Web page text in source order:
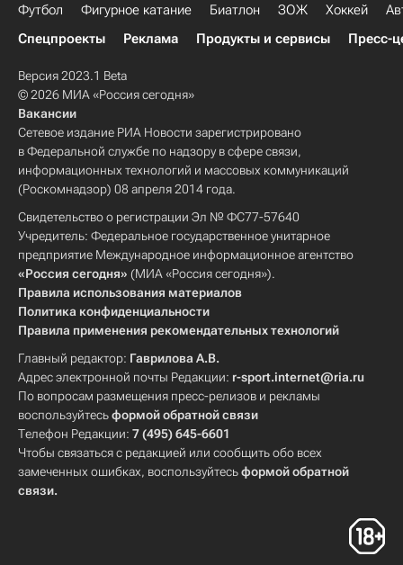
Футбол Фигурное катание Биатлон ЗОЖ Хоккей
Спецпроекты
Реклама Продукты и сервисы Пресс-
Версия 2023.1 Beta
© 2026 МИА «Россия сегодня»
Вакансии
Сетевое издание РИА Новости зарегистрировано
в Федеральной службе по надзору в сфере связи,
информационных технологий и массовых коммуникаций
(Роскомнадзор) 08 апреля 2014 года.
Свидетельство о регистрации Эл № ФС77-57640
Учредитель: Федеральное государственное унитарное
предприятие Международное информационное агентство
«Россия сегодня» (МИА «Россия сегодня»).
Правила использования материалов
Политика конфиденциальности
Правила применения рекомендательных технологий
Главный редактор: Гаврилова А.В.
Адрес электронной почты Редакции: r-sport.internet@ria.ru
По вопросам размещения пресс-релизов и рекламы
воспользуйтесьформой обратной связи
Телефон Редакции: 7 (495) 645-6601
Чтобы связаться с редакцией или сообщить обо всех
замеченных ошибках, воспользуйтесьформой обратной
связи.